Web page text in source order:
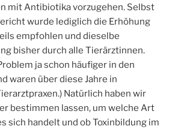
mit Antibiotika vorzugehen. Selbst
wurde lediglich die Erhöhung
empfohlen und dieselbe
bisher durch alle Tierärztinnen.
ja schon häufiger in den
waren über diese Jahre in
Natürlich haben wir
bestimmen lassen, um welche Art
sich handelt und ob Toxinbildung im